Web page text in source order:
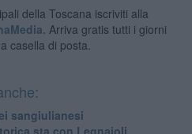
della Toscana iscriviti alla
Arriva gratis tutti i giorni
casella di posta.
sangiulianesi
sta con Legnaioli